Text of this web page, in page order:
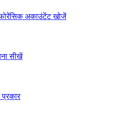
अकाउंटेंट खोजें
सीखें